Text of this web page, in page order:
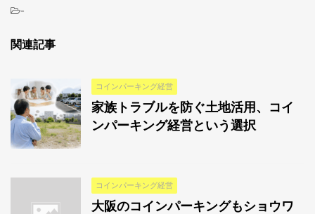
-
関連記事
コインパーキング経営
家族トラブルを防ぐ土地活用、コイ
ンパーキング経営という選択
コインパーキング経営
大阪のコインパーキングもショウワ